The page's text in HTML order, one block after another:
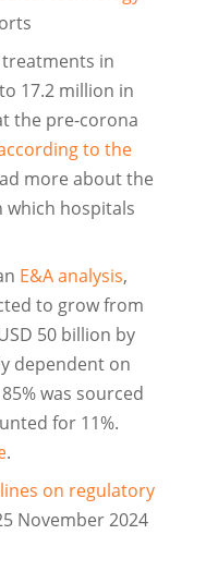
in
17.2 million in
the pre-corona
to the
more about the
which hospitals
E&A analysis,
to grow from
50 billion by
dependent on
was sourced
for 11%.
.
on regulatory
November 2024